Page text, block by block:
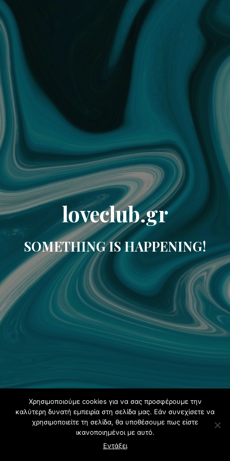
loveclub.gr
SOMETHING IS HAPPENING!
Χρησιμοποιούμε cookies για να σας προσφέρουμε την
καλύτερη δυνατή εμπειρία στη σελίδα μας. Εάν συνεχίσετε να
χρησιμοποιείτε τη σελίδα, θα υποθέσουμε πως είστε
ικανοποιημένοι με αυτό.
Εντάξει